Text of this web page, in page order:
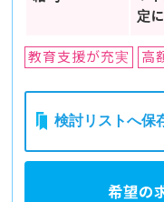
定
教育支援が充実 高
検討リストへ保
希望の